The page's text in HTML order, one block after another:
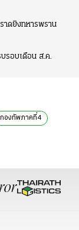
าดยิงทหารพราน
รอบเดือน ส.ค.
กองทัพภาคที่4